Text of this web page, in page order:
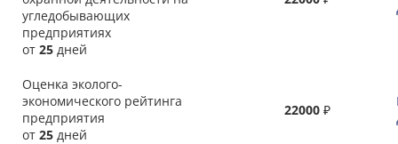
угледобывающих
предприятиях
от 25 дней
Оценка эколого-
экономического рейтинга
предприятия
от 25 дней
22000 ₽